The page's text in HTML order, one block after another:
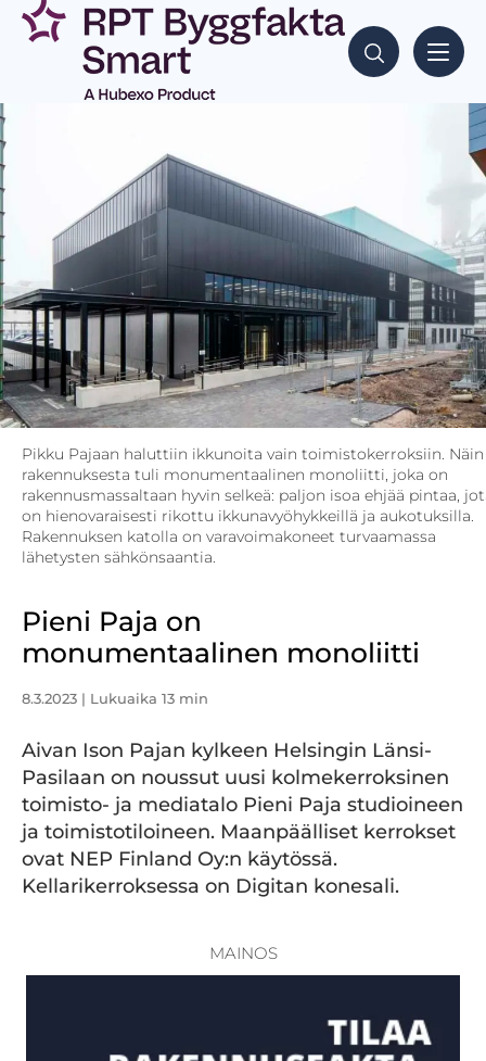
Pikku Pajaan haluttiin ikkunoita vain toimistokerroksiin. Näin
rakennuksesta tuli monumentaalinen monoliitti, joka on
rakennusmassaltaan hyvin selkeä: paljon isoa ehjää pintaa,
on hienovaraisesti rikottu ikkunavyöhykkeillä ja aukotuksilla.
Rakennuksen katolla on varavoimakoneet turvaamassa
lähetysten sähkönsaantia.
Pieni Paja on
monumentaalinen monoliitti
8.3.2023 | Lukuaika 13 min
Aivan Ison Pajan kylkeen Helsingin Länsi-
Pasilaan on noussut uusi kolmekerroksinen
toimisto- ja mediatalo Pieni Paja studioineen
ja toimistotiloineen. Maanpäälliset kerrokset
ovat NEP Finland Oy:n käytössä.
Kellarikerroksessa on Digitan konesali.